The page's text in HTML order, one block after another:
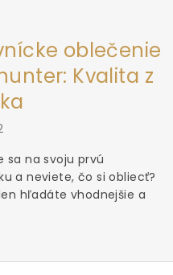
oblečenie
Kvalita z
sa na svoju prvú
a neviete, čo si obliecť?
hľadáte vhodnejšie a